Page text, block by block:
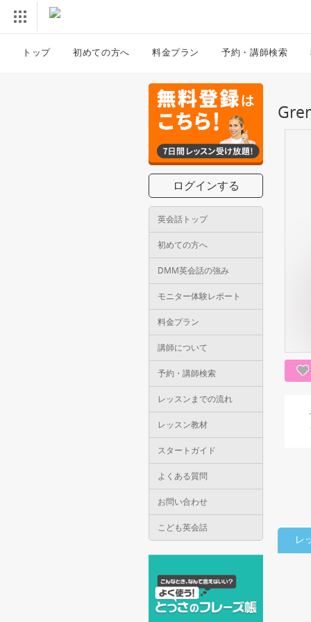
トップ 初めての方へ 料金プラン 予約・講師検索
ログインする
英会話トップ
初めての方へ
DMM英会話の強み
モニター体験レポート
料金プラン
講師について
予約・講師検索
レッスンまでの流れ
レッスン教材
スタートガイド
よくある質問
お問い合わせ
こども英会話
レ